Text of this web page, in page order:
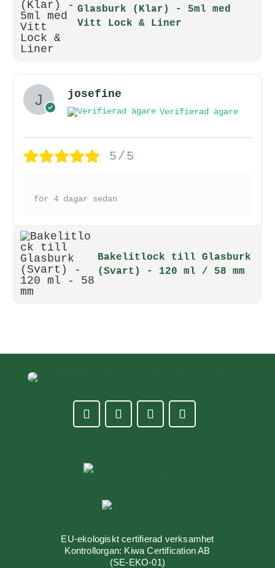
Glasburk (Klar) - 5ml med
Vitt Lock & Liner
josefine
Verifierad ägare
5/5
för 4 dagar sedan
Bakelitlock till Glasburk
(Svart) - 120 ml / 58 mm
EU-ekologiskt certifierad verksamhet
Kontrollorgan: Kiwa Certification AB
(SE-EKO-01)